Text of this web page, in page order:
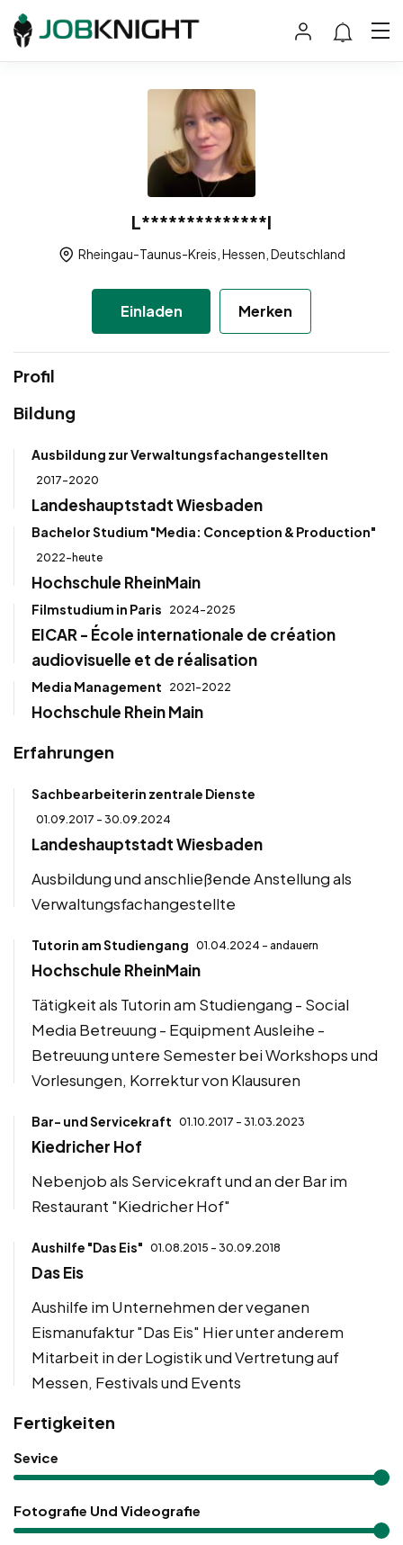
L**************l
Rheingau-Taunus-Kreis, Hessen, Deutschland
Einladen Merken
Profil
Bildung
Ausbildung zur Verwaltungsfachangestellten
2017-2020
Landeshauptstadt Wiesbaden
Bachelor Studium "Media: Conception & Production"
2022-heute
Hochschule RheinMain
Filmstudium in Paris 2024-2025
EICAR - École internationale de création
audiovisuelle et de réalisation
Media Management 2021-2022
Hochschule Rhein Main
Erfahrungen
Sachbearbeiterin zentrale Dienste
01.09.2017 - 30.09.2024
Landeshauptstadt Wiesbaden
Ausbildung und anschließende Anstellung als
Verwaltungsfachangestellte
Tutorin am Studiengang 01.04.2024 - andauern
Hochschule RheinMain
Tätigkeit als Tutorin am Studiengang - Social
Media Betreuung - Equipment Ausleihe -
Betreuung untere Semester bei Workshops und
Vorlesungen, Korrektur von Klausuren
Bar- und Servicekraft 01.10.2017 - 31.03.2023
Kiedricher Hof
Nebenjob als Servicekraft und an der Bar im
Restaurant "Kiedricher Hof"
Aushilfe "Das Eis" 01.08.2015 - 30.09.2018
Das Eis
Aushilfe im Unternehmen der veganen
Eismanufaktur "Das Eis" Hier unter anderem
Mitarbeit in der Logistik und Vertretung auf
Messen, Festivals und Events
Fertigkeiten
Sevice
Fotografie Und Videografie